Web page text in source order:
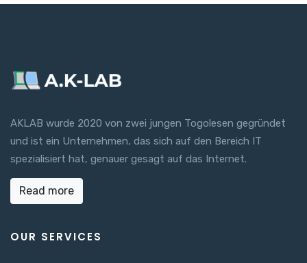
AKLAB wurde 2020 von zwei jungen Togolesen gegründet
und ist ein Unternehmen, das sich auf den Bereich IT
spezialisiert hat, genauer gesagt auf das Internet.
Read more
OUR SERVICES